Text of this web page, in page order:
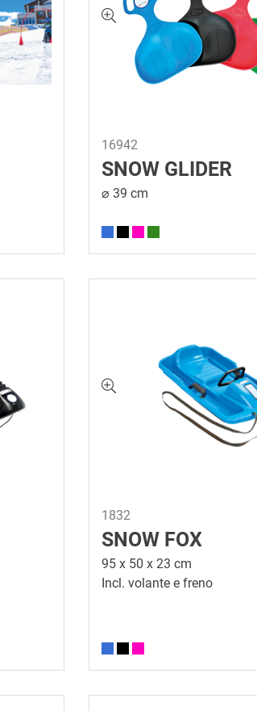
16942
SNOW GLIDER
⌀ 39 cm
1832
SNOW FOX
95 x 50 x 23 cm
Incl. volante e freno